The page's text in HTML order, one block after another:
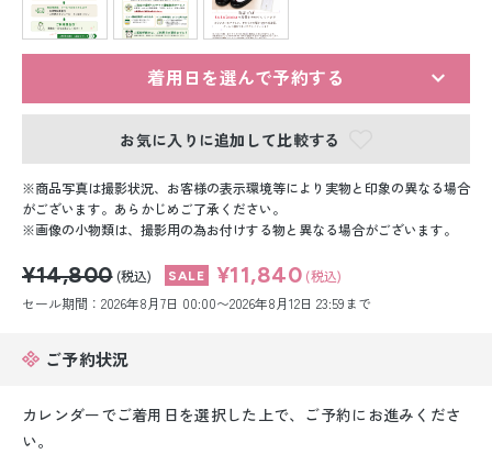
男性礼装レンタル
白無垢&紋付袴レンタル
引き振袖レンタル
小物販売品
着用日を選んで予約する
お気に入りに追加して比較する
商品写真は撮影状況、お客様の表示環境等により実物と印象の異なる場合
がございます。あらかじめご了承ください。
画像の小物類は、撮影用の為お付けする物と異なる場合がございます。
¥14,800 (税込) ¥11,840 (税込)
セール期間：2026年8月7日 00:00〜2026年8月12日 23:59まで
ご予約状況
カレンダーでご着用日を選択した上で、ご予約にお進みくださ
い。